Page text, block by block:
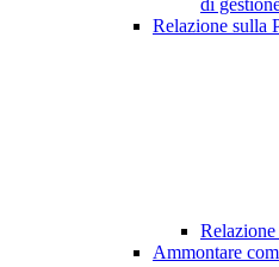
di
Relazione sulla
Ammontare